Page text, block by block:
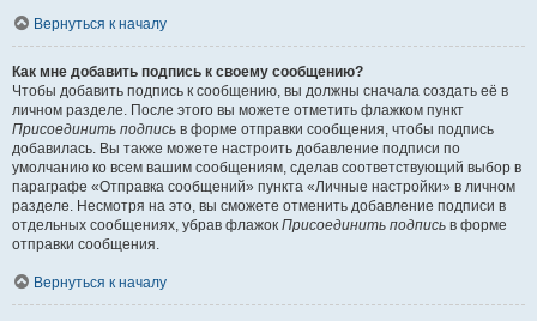
Вернуться к началу
Как мне добавить подпись к своему сообщению?
Чтобы добавить подпись к сообщению, вы должны сначала создать её в
личном разделе. После этого вы можете отметить флажком пункт
Присоединить подпись в форме отправки сообщения, чтобы подпись
добавилась. Вы также можете настроить добавление подписи по
умолчанию ко всем вашим сообщениям, сделав соответствующий выбор в
параграфе «Отправка сообщений» пункта «Личные настройки» в личном
разделе. Несмотря на это, вы сможете отменить добавление подписи в
отдельных сообщениях, убрав флажок Присоединить подпись в форме
отправки сообщения.
Вернуться к началу